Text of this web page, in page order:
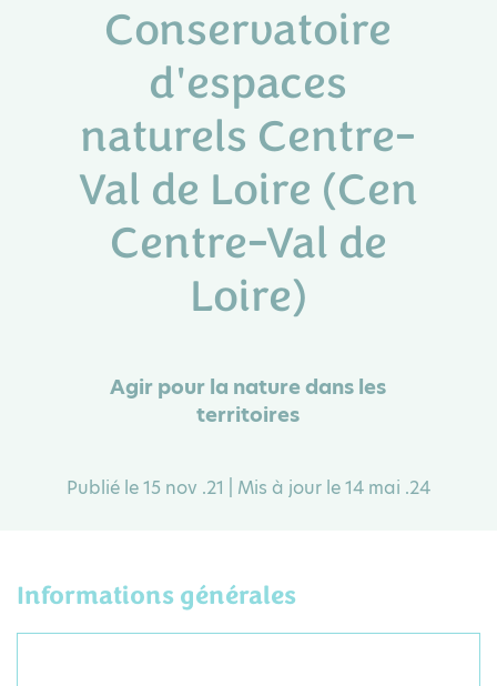
Conservatoire
d'espaces
naturels Centre-
Val de Loire (Cen
Centre-Val de
Loire)
Agir pour la nature dans les
territoires
Publié le 15 nov .21 | Mis à jour le 14 mai .24
Informations générales